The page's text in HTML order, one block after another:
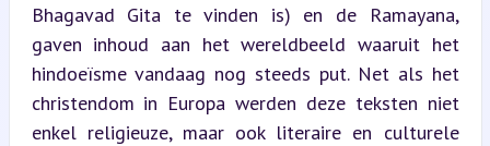
Bhagavad Gita te vinden is) en de Ramayana,
gaven inhoud aan het wereldbeeld waaruit het
hindoeïsme vandaag nog steeds put. Net als het
christendom in Europa werden deze teksten niet
enkel religieuze, maar ook literaire en culturele